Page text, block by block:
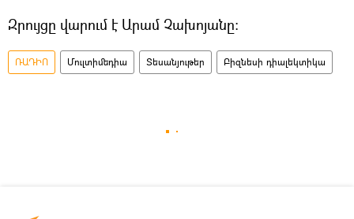
Զրույցը վարում է Արամ Չախոյանը։
ՌԱԴԻՈ Մուլտիմեդիա Տեսանյութեր Բիզնեսի դիալեկտիկա